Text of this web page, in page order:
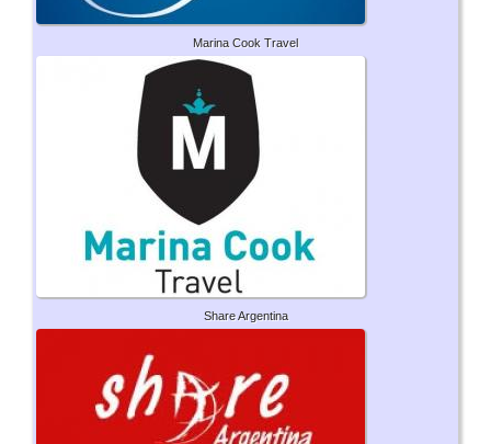
Marina Cook Travel
Share Argentina